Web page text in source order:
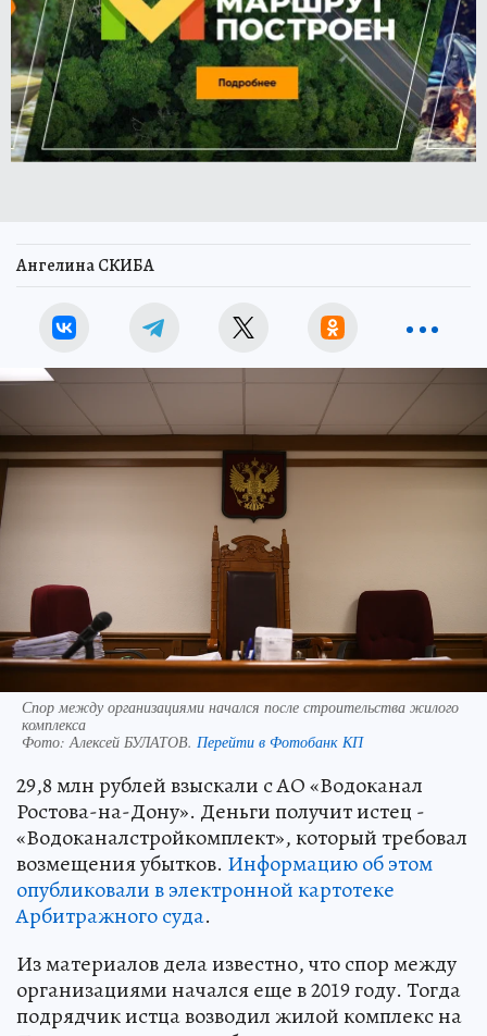
Ангелина СКИБА
Спор между организациями начался после строительства жилого
комплекса
Фото: Алексей БУЛАТОВ. Перейти в Фотобанк КП
29,8 млн рублей взыскали с АО «Водоканал
Ростова-на-Дону». Деньги получит истец -
«Водоканалстройкомплект», который требовал
возмещения убытков. Информацию об этом
опубликовали в электронной картотеке
Арбитражного суда.
Из материалов дела известно, что спор между
организациями начался еще в 2019 году. Тогда
подрядчик истца возводил жилой комплекс на